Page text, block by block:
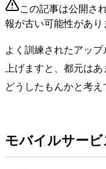
この記事は公開さ
報が古い可能性があり
よく訓練されたアッ
上げますと、都元は
どうしたもんかと考え
モバイルサー